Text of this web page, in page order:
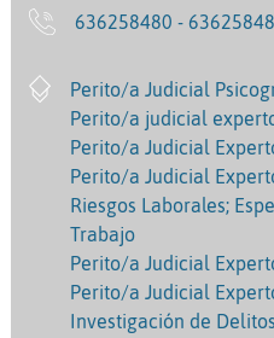
636258480 -
Perito/a Judicial
Perito/a judicial
Perito/a Judicial
Perito/a Judicial
Riesgos Laborales;
Trabajo
Perito/a Judicial
Perito/a Judicial
Investigación de